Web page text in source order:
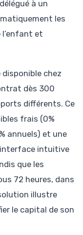
à un
les
l’enfant et
chez
dès 300
différents. Ce
frais (0%
annuels) et une
interface intuitive
que les
72 heures, dans
illustre
le capital de son